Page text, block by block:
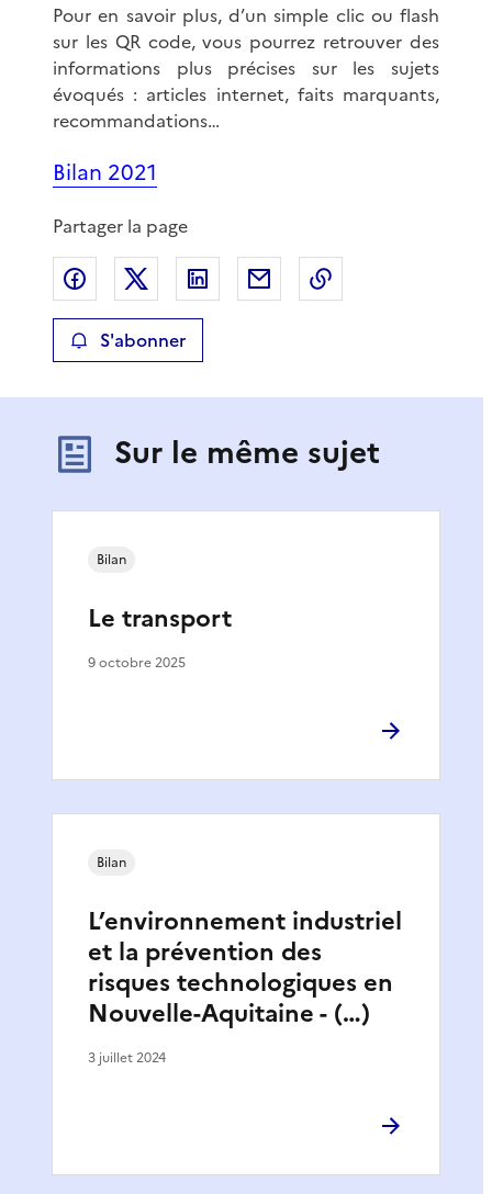
Pour en savoir plus, d’un simple clic ou flash
sur les QR code, vous pourrez retrouver des
informations plus précises sur les sujets
évoqués : articles internet, faits marquants,
recommandations…
Bilan 2021
Partager la page
Partager sur Facebook
Partager sur XPartager sur LinkedIn
Partager par email
S'abonner
Sur le même sujet
Le transport
Bilan
9 octobre 2025
L’environnement industriel
et la prévention des
risques technologiques en
Nouvelle-Aquitaine - (…)
Bilan
3 juillet 2024